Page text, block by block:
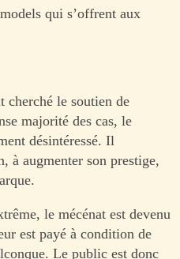
qui s’offrent aux
cherché le soutien de
majorité des cas, le
désintéressé. Il
à augmenter son prestige,
le mécénat est devenu
est payé à condition de
Le public est donc